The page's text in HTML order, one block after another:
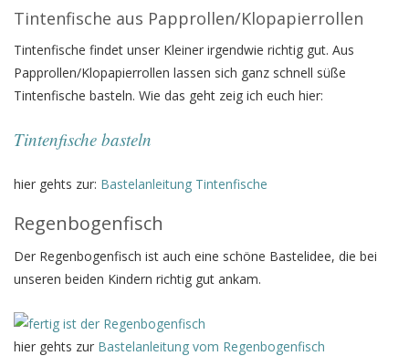
Tintenfische aus Papprollen/Klopapierrollen
Tintenfische findet unser Kleiner irgendwie richtig gut. Aus
Papprollen/Klopapierrollen lassen sich ganz schnell süße
Tintenfische basteln. Wie das geht zeig ich euch hier:
Tintenfische basteln
hier gehts zur: Bastelanleitung Tintenfische
Regenbogenfisch
Der Regenbogenfisch ist auch eine schöne Bastelidee, die bei
unseren beiden Kindern richtig gut ankam.
hier gehts zur Bastelanleitung vom Regenbogenfisch